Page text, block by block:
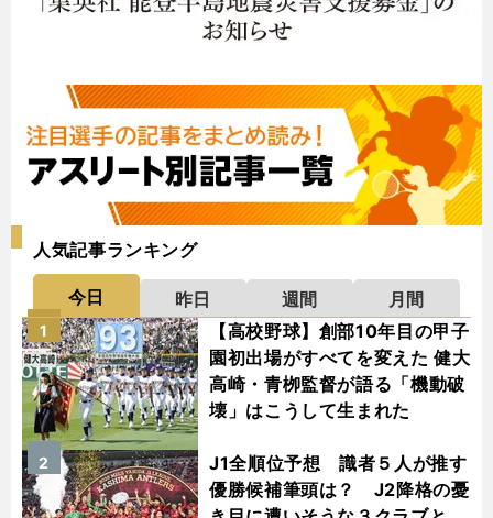
人気記事ランキング
今日 昨日 週間
月間
【高校野球】創部10年目の甲子
園初出場がすべてを変えた 健大
高崎・青栁監督が語る「機動破
壊」はこうして生まれた
1
J1全順位予想 識者５人が推す
優勝候補筆頭は？ J2降格の憂
2